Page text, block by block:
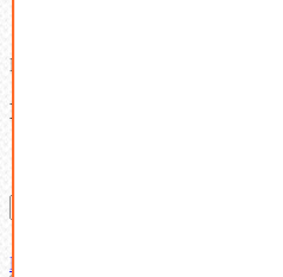
В корзине нет товаров.
Поиск
Don't show this popup again